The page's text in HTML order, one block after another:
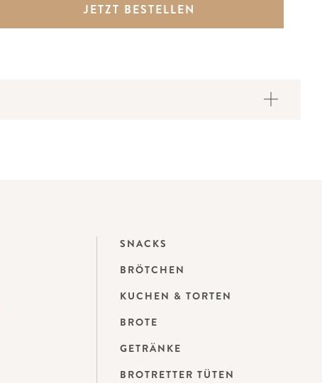
JETZT BESTELLEN
SNACKS
BRÖTCHEN
KUCHEN & TORTEN
BROTE
GETRÄNKE
BROTRETTER TÜTEN